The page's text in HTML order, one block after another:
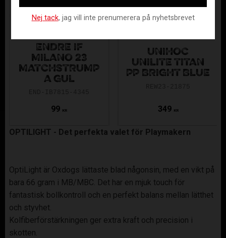
ENDRE IF
MILANO 23
MATCHSTRUMP
A GUL
99 KR
UNIHOC
UNILITE TITAN
PP BRIGHT BLUE
349 KR
OPTILIGHT - Det perfekta valet för Playmakern
OptiLight är Oxdogs lättaste blad någonsin, med en vikt på
bara 66 gram i MB/MBC. Det har en mjuk touch för
fantastisk bollkontroll och en perfekt balans mellan lätthet
och styvhet.
Kolfiberförstärkningen ger extra kraft och precision i
skotten.
Nej tack, jag vill inte prenumerera på nyhetsbrevet